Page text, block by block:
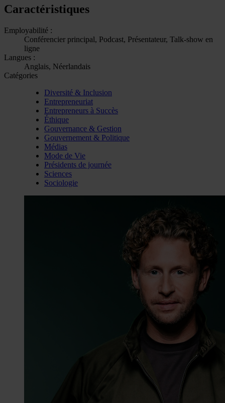
Caractéristiques
Employabilité :
Conférencier principal, Podcast, Présentateur, Talk-show en
ligne
Langues :
Anglais, Néerlandais
Catégories
Diversité & Inclusion
Entrepreneuriat
Entrepreneurs à Succès
Éthique
Gouvernance & Gestion
Gouvernement & Politique
Médias
Mode de Vie
Présidents de journée
Sciences
Sociologie